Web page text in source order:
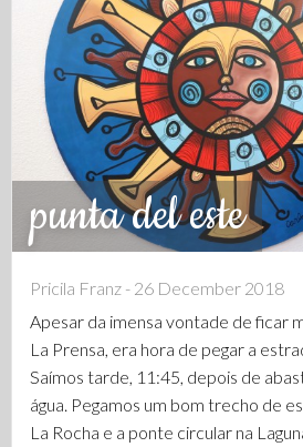
punta del este
Pricila Franz - 26 December 2018
Apesar da imensa vontade de ficar
La Prensa, era hora de pegar a
Saímos tarde, 11:45, depois de
água. Pegamos um bom trecho de
La Rocha e a ponte circular na